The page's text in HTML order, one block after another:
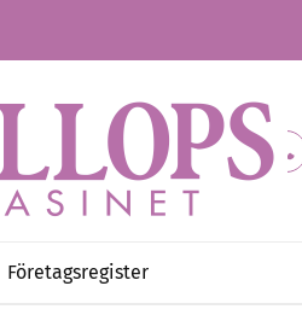
Företagsregister